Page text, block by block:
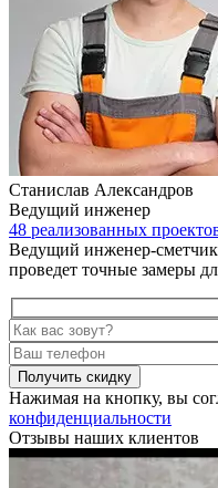
Станислав Александров
Ведущий инженер
48 реализованных
Ведущий инженер-
проведет точные замеры
Получить скидку
Нажимая на кнопку, вы
конфиденциальности
Отзывы наших клиентов